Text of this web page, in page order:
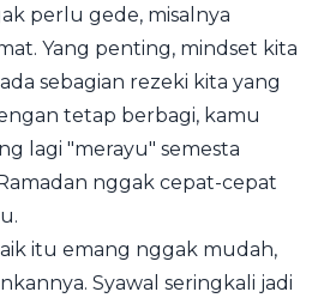
perlu gede, misalnya
Yang penting, mindset kita
sebagian rezeki kita yang
tetap berbagi, kamu
lagi "merayu" semesta
nggak cepat-cepat
itu emang nggak mudah,
Syawal seringkali jadi